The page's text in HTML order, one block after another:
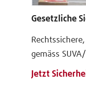
Gesetzliche
gemäss
Jetzt